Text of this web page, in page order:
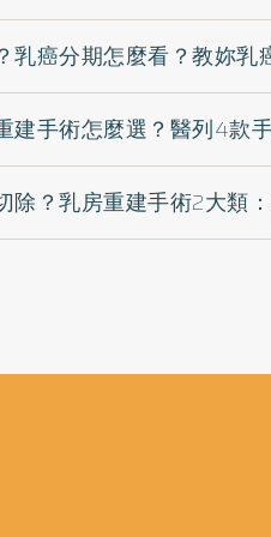
乳癌分期怎麼看？教妳乳
建手術怎麼選？醫列4款
除？乳房重建手術2大類